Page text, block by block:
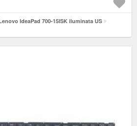
IdeaPad 700-15ISK iluminata US